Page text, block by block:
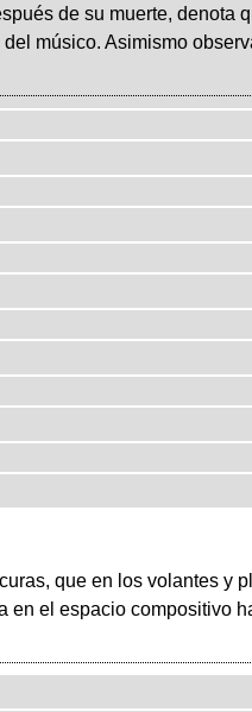
de su muerte, denota
músico. Asimismo
que en los volantes y
el espacio compositivo